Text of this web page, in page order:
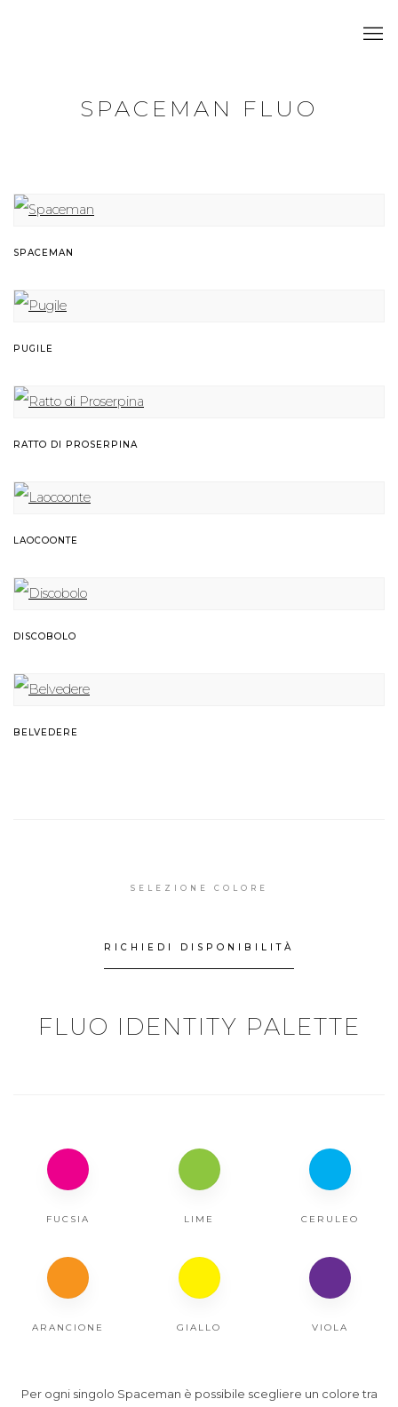
SPACEMAN FLUO
SPACEMAN
PUGILE
RATTO DI PROSERPINA
LAOCOONTE
DISCOBOLO
BELVEDERE
SELEZIONE COLORE
RICHIEDI DISPONIBILITÀ
FLUO IDENTITY PALETTE
FUCSIA LIME CERULEO
ARANCIONE GIALLO VIOLA
Per ogni singolo Spaceman è possibile scegliere un colore tra